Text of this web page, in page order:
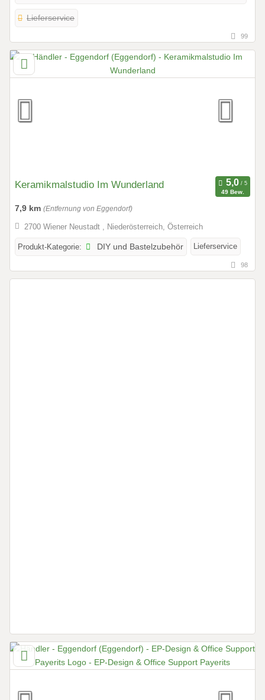
Lieferservice
99
Keramikmalstudio Im Wunderland
49 Bew.
7,9 km (Entfernung von Eggendorf)
2700 Wiener Neustadt , Niederösterreich, Österreich
Produkt-Kategorie: DIY und Bastelzubehör Lieferservice
98